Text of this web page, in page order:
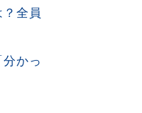
全員
かっ